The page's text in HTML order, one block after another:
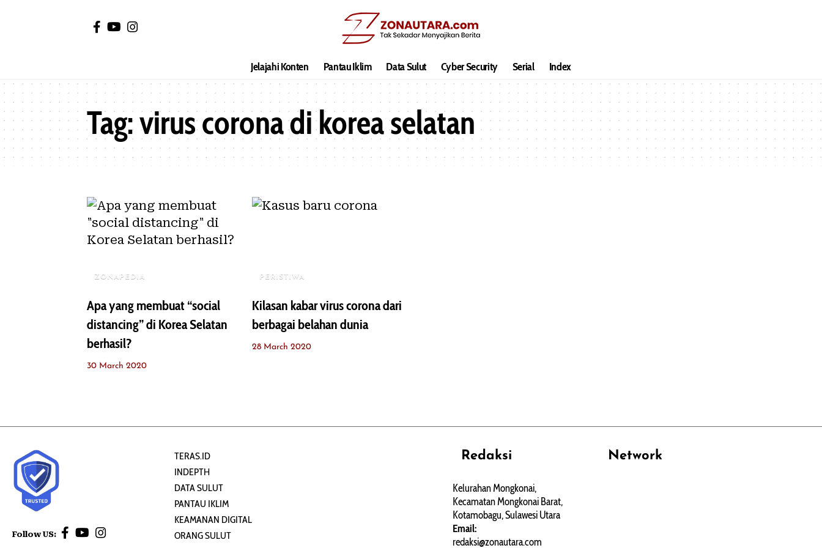
Jelajahi Konten Pantau Iklim Data Sulut Cyber Security Serial Index
Tag:virus corona di korea selatan
ZONAPEDIA
Apa yang membuat “social
distancing” di Korea Selatan
berhasil?
30 March 2020
PERISTIWA
Kilasan kabar virus corona dari
berbagai belahan dunia
28 March 2020
Follow US:
TERAS.ID
INDEPTH
DATA SULUT
PANTAU IKLIM
KEAMANAN DIGITAL
ORANG SULUT
Redaksi
Kelurahan Mongkonai,
Kecamatan Mongkonai Barat,
Kotamobagu, Sulawesi Utara
Email:
redaksi@zonautara.com
Network